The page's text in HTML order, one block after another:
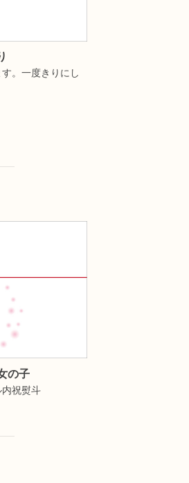
。一度きりにし
の子
祝熨斗